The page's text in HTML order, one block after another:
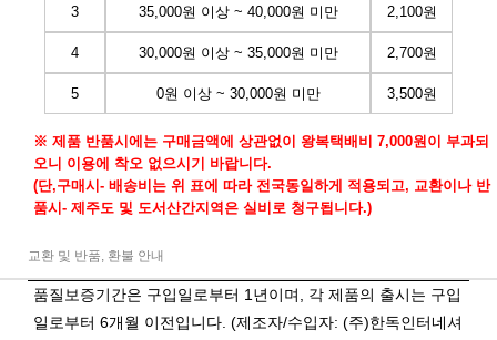
3 35,000원 이상 ~ 40,000원 미만 2,100원
4 30,000원 이상 ~ 35,000원 미만 2,700원
5 0원 이상 ~ 30,000원 미만 3,500원
※ 제품 반품시에는 구매금액에 상관없이 왕복택배비 7,000원이 부과되
오니 이용에 착오 없으시기 바랍니다.
(단,구매시- 배송비는 위 표에 따라 전국동일하게 적용되고, 교환이나 반
품시- 제주도 및 도서산간지역은 실비로 청구됩니다.)
교환 및 반품, 환불 안내
품질보증기간은 구입일로부터 1년이며, 각 제품의 출시는 구입
일로부터 6개월 이전입니다. (제조자/수입자: (주)한독인터네셔